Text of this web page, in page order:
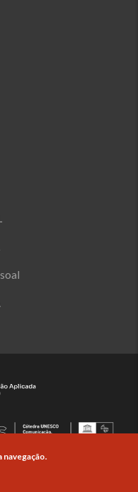
navegação.